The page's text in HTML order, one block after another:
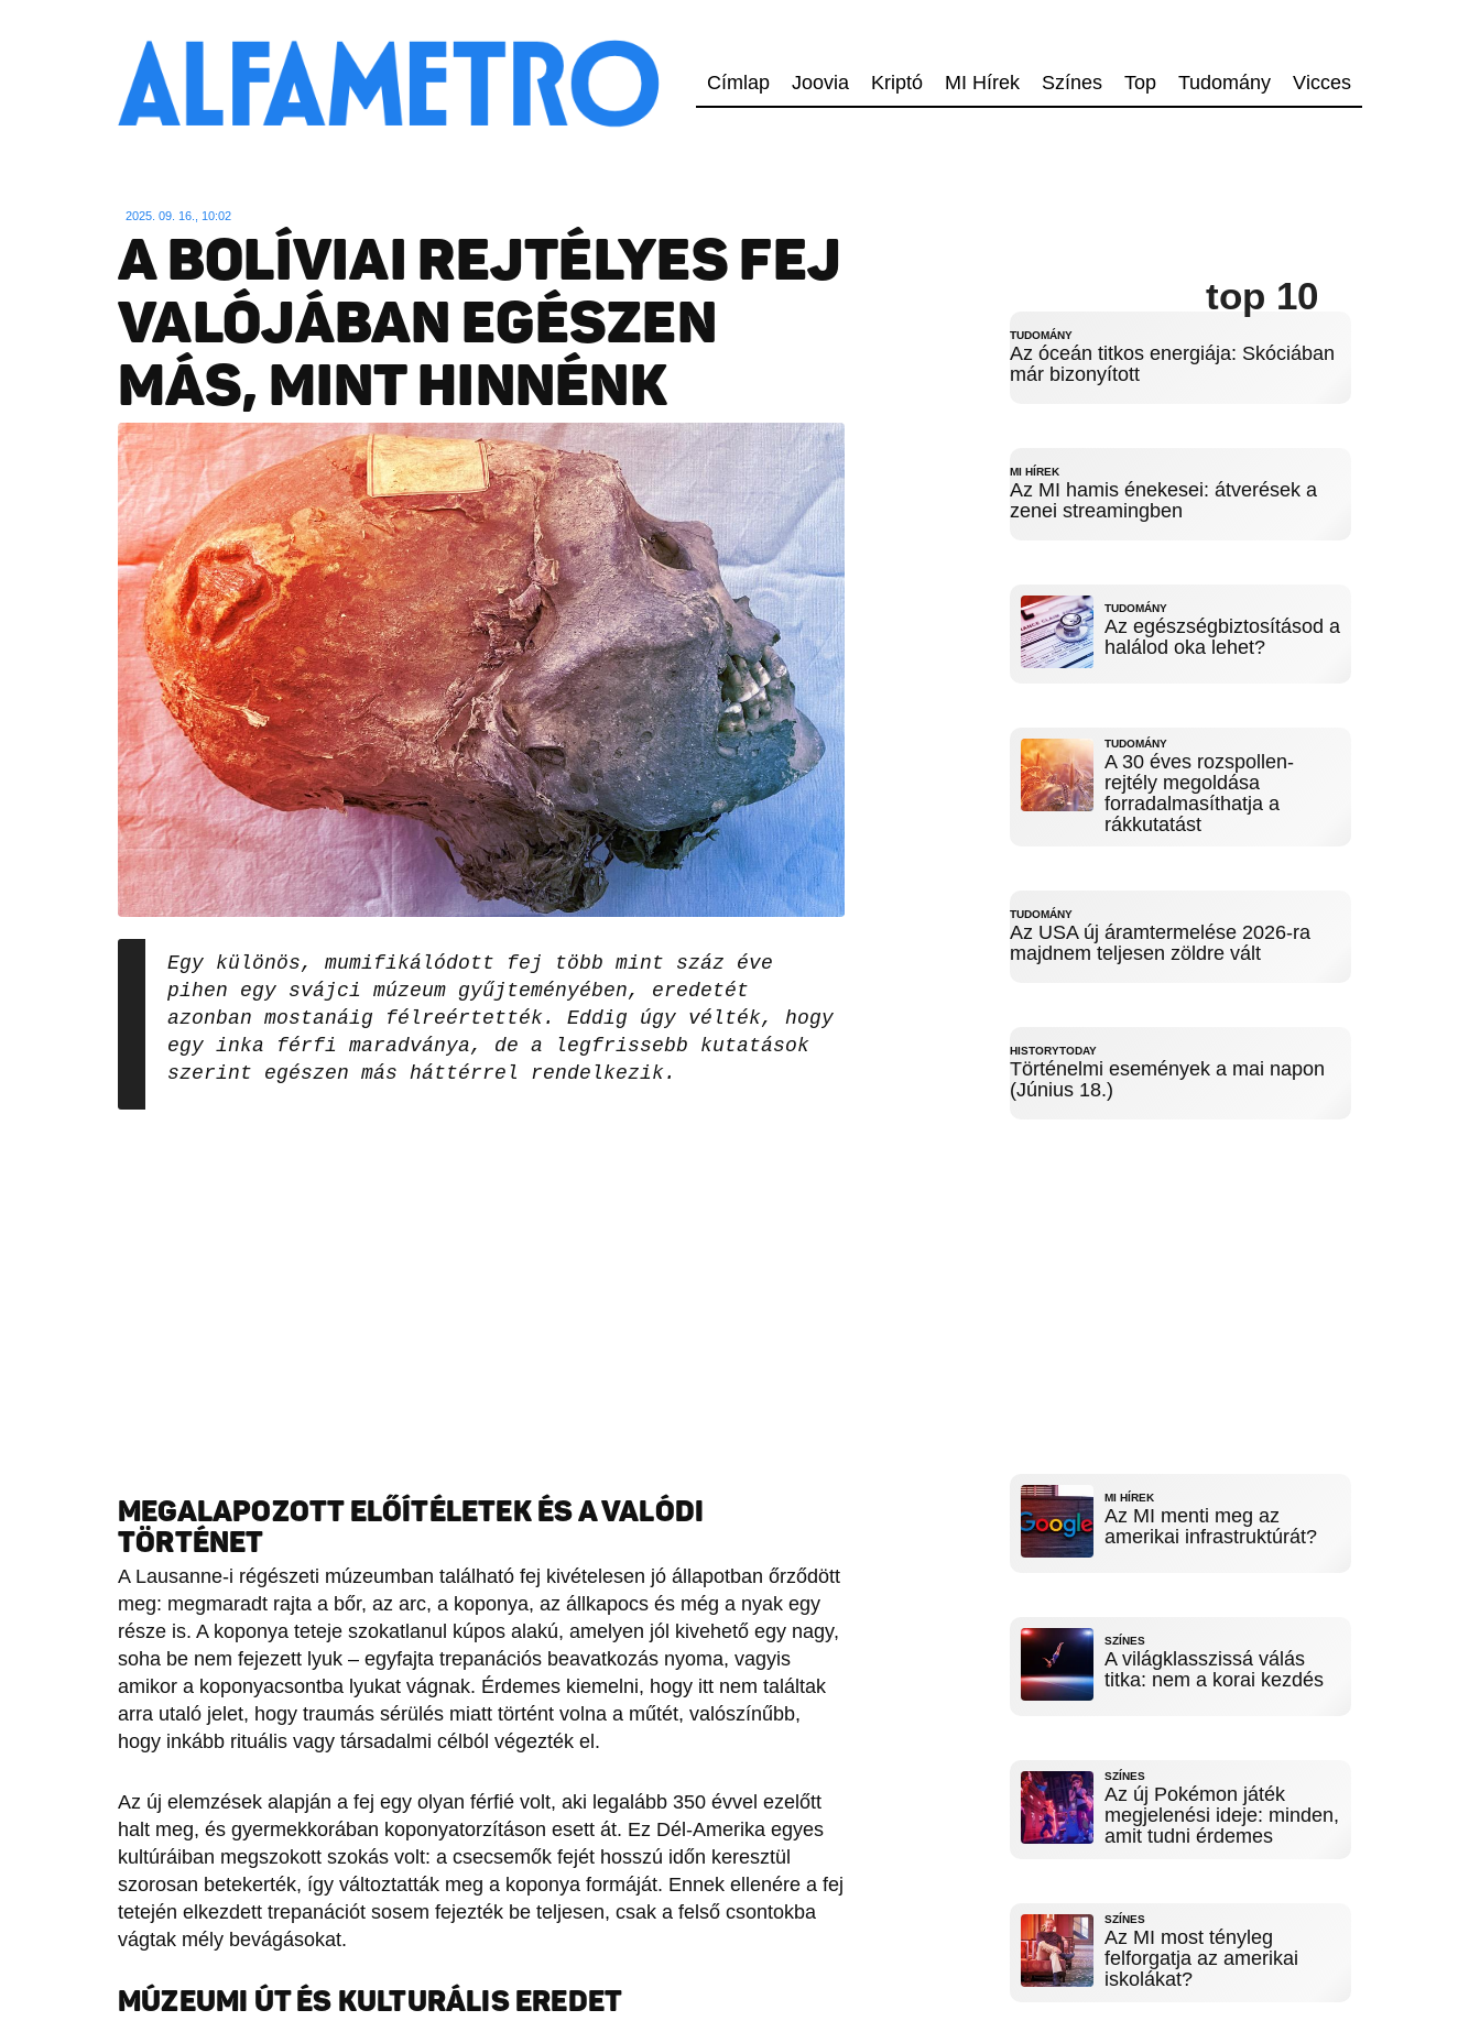
Címlap Joovia Kriptó MI Hírek Színes Top Tudomány Vicces
2025. 09. 16., 10:02
A BOLÍVIAI REJTÉLYES FEJ
VALÓJÁBAN EGÉSZEN
MÁS, MINT HINNÉNK
Egy különös, mumifikálódott fej több mint száz éve
pihen egy svájci múzeum gyűjteményében, eredetét
azonban mostanáig félreértették. Eddig úgy vélték, hogy
egy inka férfi maradványa, de a legfrissebb kutatások
szerint egészen más háttérrel rendelkezik.
MEGALAPOZOTT ELŐÍTÉLETEK ÉS A VALÓDI
TÖRTÉNET
A Lausanne-i régészeti múzeumban található fej kivételesen jó állapotban őrződött
meg: megmaradt rajta a bőr, az arc, a koponya, az állkapocs és még a nyak egy
része is. A koponya teteje szokatlanul kúpos alakú, amelyen jól kivehető egy nagy,
soha be nem fejezett lyuk – egyfajta trepanációs beavatkozás nyoma, vagyis
amikor a koponyacsontba lyukat vágnak. Érdemes kiemelni, hogy itt nem találtak
arra utaló jelet, hogy traumás sérülés miatt történt volna a műtét, valószínűbb,
hogy inkább rituális vagy társadalmi célból végezték el.
Az új elemzések alapján a fej egy olyan férfié volt, aki legalább 350 évvel ezelőtt
halt meg, és gyermekkorában koponyatorzításon esett át. Ez Dél-Amerika egyes
kultúráiban megszokott szokás volt: a csecsemők fejét hosszú időn keresztül
szorosan betekerték, így változtatták meg a koponya formáját. Ennek ellenére a fej
tetején elkezdett trepanációt sosem fejezték be teljesen, csak a felső csontokba
vágtak mély bevágásokat.
MÚZEUMI ÚT ÉS KULTURÁLIS EREDET
top 10
TUDOMÁNY
Az óceán titkos energiája: Skóciában
már bizonyított
MI HÍREK
Az MI hamis énekesei: átverések a
zenei streamingben
TUDOMÁNY
Az egészségbiztosításod a
halálod oka lehet?
TUDOMÁNY
A 30 éves rozspollen-
rejtély megoldása
forradalmasíthatja a
rákkutatást
TUDOMÁNY
Az USA új áramtermelése 2026-ra
majdnem teljesen zöldre vált
HISTORYTODAY
Történelmi események a mai napon
(Június 18.)
MI HÍREK
Az MI menti meg az
amerikai infrastruktúrát?
SZÍNES
A világklasszissá válás
titka: nem a korai kezdés
SZÍNES
Az új Pokémon játék
megjelenési ideje: minden,
amit tudni érdemes
SZÍNES
Az MI most tényleg
felforgatja az amerikai
iskolákat?